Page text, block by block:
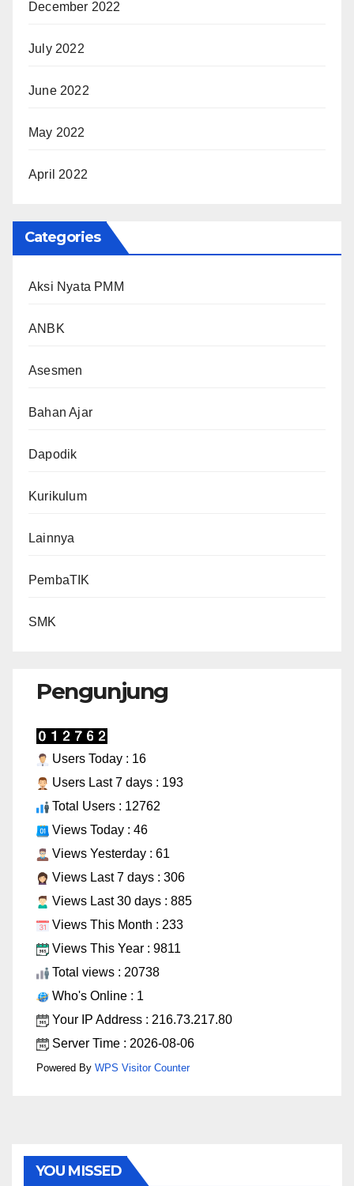
December 2022
July 2022
June 2022
May 2022
April 2022
Categories
Aksi Nyata PMM
ANBK
Asesmen
Bahan Ajar
Dapodik
Kurikulum
Lainnya
PembaTIK
SMK
Pengunjung
Users Today : 16
Users Last 7 days : 193
Total Users : 12762
Views Today : 46
Views Yesterday : 61
Views Last 7 days : 306
Views Last 30 days : 885
Views This Month : 233
Views This Year : 9811
Total views : 20738
Who's Online : 1
Your IP Address : 216.73.217.80
Server Time : 2026-08-06
Powered By WPS Visitor Counter
YOU MISSED